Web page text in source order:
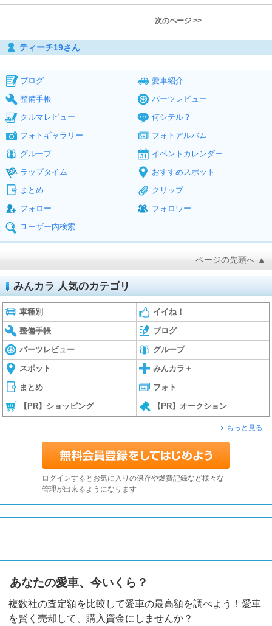
次のページ >>
ティーチ19さん
ブログ
愛車紹介
整備手帳
パーツレビュー
クルマレビュー
何シテル？
フォトギャラリー
フォトアルバム
グループ
イベントカレンダー
ラップタイム
おすすめスポット
まとめ
クリップ
フォロー
フォロワー
ユーザー内検索
ページの先頭へ ▲
みんカラ 人気のカテゴリ
車種別 イイね！
整備手帳 ブログ
パーツレビュー グループ
スポット みんカラ＋
まとめ フォト
【PR】ショッピング 【PR】オークション
もっと見る
ログインするとお気に入りの保存や燃費記録など様々な
管理が出来るようになります
あなたの愛車、今いくら？
複数社の査定額を比較して愛車の最高額を調べよう！愛車
を賢く売却して、購入資金にしませんか？